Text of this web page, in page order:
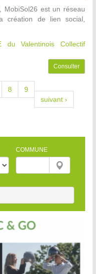
MobiSol26 est un réseau
création de lien social,
du Valentinois
Collectif
Consulter
8
9
suivant ›
COMMUNE